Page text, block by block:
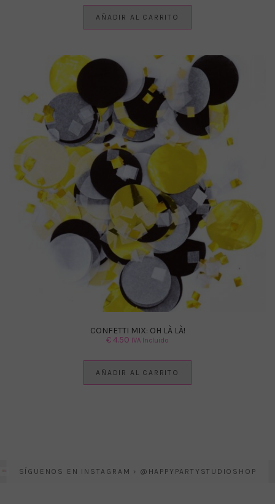
AÑADIR AL CARRITO
CONFETTI MIX: OH LÀ LÀ!
€4.50 IVA Incluido
AÑADIR AL CARRITO
SÍGUENOS EN INSTAGRAM › @HAPPYPARTYSTUDIOSHOP